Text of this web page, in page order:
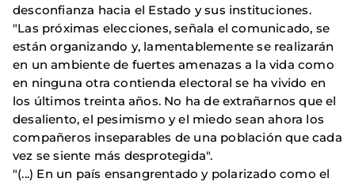
desconfianza hacia el Estado y sus instituciones.
"Las próximas elecciones, señala el comunicado, se
están organizando y, lamentablemente se realizarán
en un ambiente de fuertes amenazas a la vida como
en ninguna otra contienda electoral se ha vivido en
los últimos treinta años. No ha de extrañarnos que el
desaliento, el pesimismo y el miedo sean ahora los
compañeros inseparables de una población que cada
vez se siente más desprotegida".
"(...) En un país ensangrentado y polarizado como el